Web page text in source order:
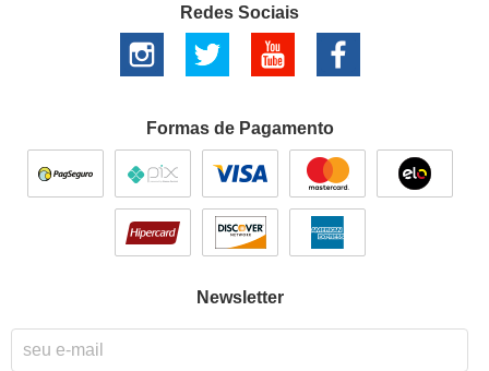
Redes Sociais
Formas de Pagamento
Newsletter